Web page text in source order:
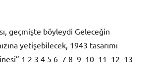
geçmişte böyleydi Geleceğin
yetişebilecek, 1943 tasarımı
1 2 3 4 5 6 7 8 9 10 11 12 13